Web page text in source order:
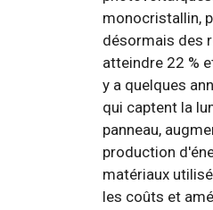
monocristallin,
désormais des
atteindre 22 %
y a quelques
qui captent la
panneau,
production
matériaux
les coûts et